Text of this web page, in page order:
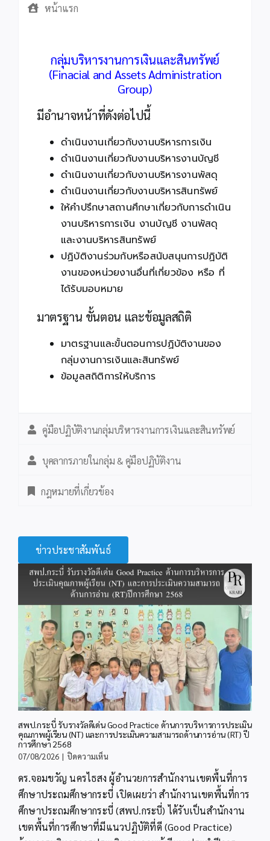
หน้าแรก
กลุ่มบริหารงานการเงินและสินทรัพย์
(Finacial and Assets Administration
Group)
มีอำนาจหน้าที่ดังต่อไปนี้
ดำเนินงานเกี่ยวกับงานบริหารการเงิน
ดำเนินงานเกี่ยวกับงานบริหารงานบัญชี
ดำเนินงานเกี่ยวกับงานบริหารงานพัสดุ
ดำเนินงานเกี่ยวกับงานบริหารสินทรัพย์
ให้คำปรึกษาสถานศึกษาเกี่ยวกับการดำเนิน
งานบริหารการเงิน งานบัญชี งานพัสดุ
และงานบริหารสินทรัพย์
ปฏิบัติงานร่วมกับหรือสนับสนุนการปฏิบัติ
งานของหน่วยงานอื่นที่เกี่ยวข้อง หรือ ที่
ได้รับมอบหมาย
มาตรฐาน ขั้นตอน และข้อมูลสถิติ
มาตรฐานและขั้นตอนการปฏิบัติงานของ
กลุ่มงานการเงินและสินทรัพย์
ข้อมูลสถิติการให้บริการ
คู่มือปฏิบัติงานกลุ่มบริหารงานการเงินและสินทรัพย์
บุคลากรภายในกลุ่ม & คู่มือปฏิบัติงาน
กฎหมายที่เกี่ยวข้อง
ข่าวประชาสัมพันธ์
สพป.กระบี่ รับรางวัลดีเด่น Good Practice ด้านการบริหารการประเมิน
คุณภาพผู้เรียน (NT) และการประเมินความสามารถด้านการอ่าน (RT) ปี
การศึกษา 2568
07/08/2026 | ปิดความเห็นบน
รับ
รางวัล
ดี
เด่น
Good
Practice
ดร.จอมขวัญ นครไธสง ผู้อำนวยการสำนักงานเขตพื้นที่การ
ศึกษาประถมศึกษากระบี่ เปิดเผยว่า สำนักงานเขตพื้นที่การ
ศึกษาประถมศึกษากระบี่ (สพป.กระบี่) ได้รับเป็นสำนักงาน
เขตพื้นที่การศึกษาที่มีแนวปฏิบัติที่ดี (Good Practice)